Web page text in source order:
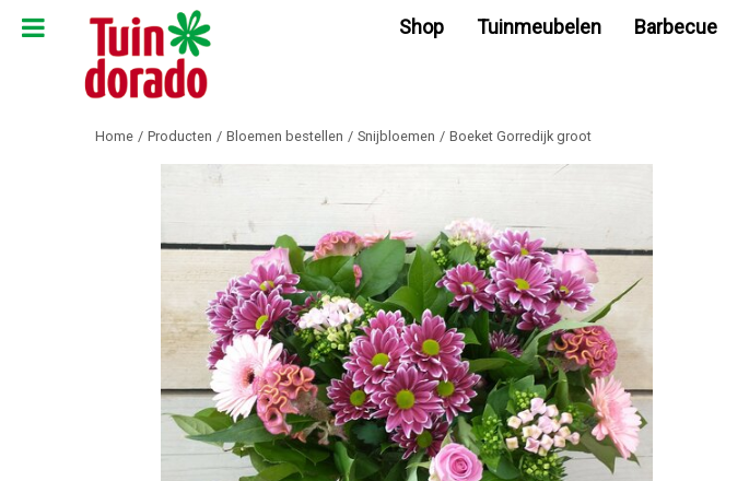
naar
Home Producten Bloemen bestellen Snijbloemen Boeket Gorredijk groot
Shop Tuinmeubelen Barbecue